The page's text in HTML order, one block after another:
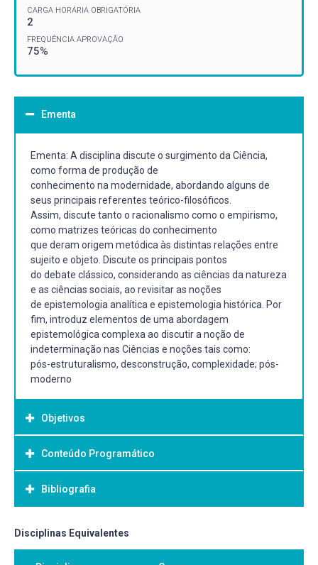
CARGA HORÁRIA OBRIGATÓRIA
2
FREQUÊNCIA APROVAÇÃO
75%
Ementa
Ementa: A disciplina discute o surgimento da Ciência,
como forma de produção de
conhecimento na modernidade, abordando alguns de
seus principais referentes teórico-filosóficos.
Assim, discute tanto o racionalismo como o empirismo,
como matrizes teóricas do conhecimento
que deram origem metódica às distintas relações entre
sujeito e objeto. Discute os principais pontos
do debate clássico, considerando as ciências da natureza
e as ciências sociais, ao revisitar as noções
de epistemologia analítica e epistemologia histórica. Por
fim, introduz elementos de uma abordagem
epistemológica complexa ao discutir a noção de
indeterminação nas Ciências e noções tais como:
pós-estruturalismo, desconstrução, complexidade; pós-
moderno
Objetivos
Objetivo Geral:
Objetivo(s) geral(ais): Apresentar e discutir os principais
conceitos que compõem a reflexão
natureza (metafísica), Teoria-conceito, empiriamundo,
“realidade” e seus “objetos” . Epistemologia, ontologia e
Conteúdo Programático
Bibliografia
Bibliografia Básica:
1. ECHEVERRÍA, Rafael. El observado y su mundo. V. I.
Disciplinas Equivalentes